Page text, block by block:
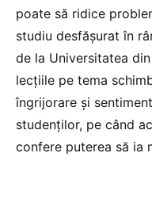
poate să ridice
studiu desfășurat în
de la Universitatea
lecțiile pe tema
îngrijorare și
studenților, pe când
confere puterea să ia